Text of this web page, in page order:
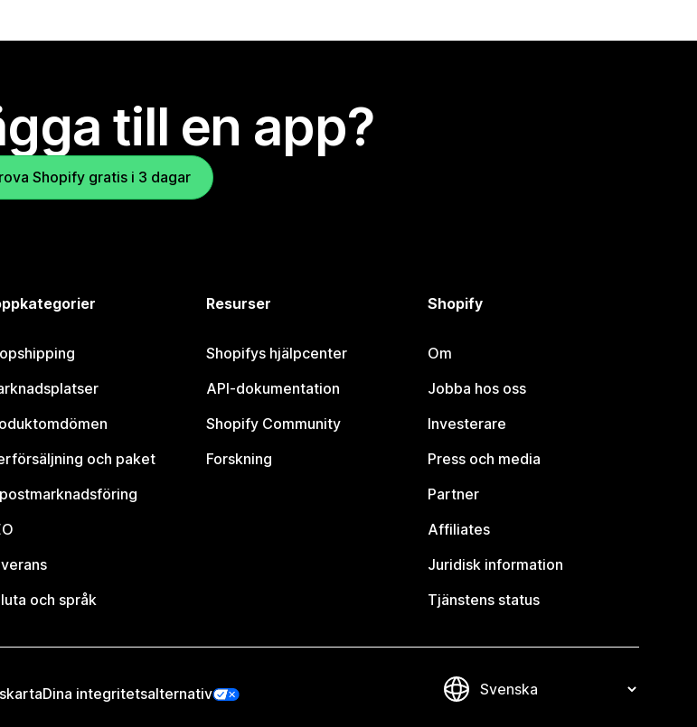
till en app?
Shopify gratis i 3 dagar
och paket
och språk
Resurser
Shopifys hjälpcenter
API-dokumentation
Shopify Community
Forskning
Shopify
Om
Jobba hos oss
Investerare
Press och media
Partner
Affiliates
Juridisk information
Tjänstens status
Dina integritetsalternativ